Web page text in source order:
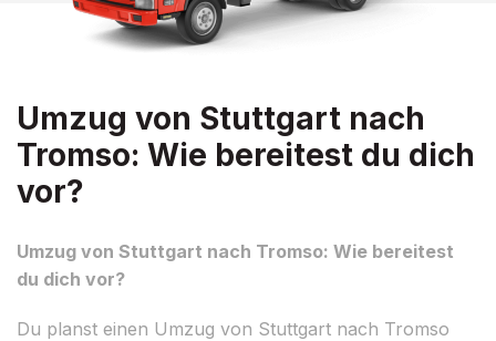
Umzug von Stuttgart nach
Tromso: Wie bereitest du dich
vor?
Umzug von Stuttgart nach Tromso: Wie bereitest
du dich vor?
Du planst einen Umzug von Stuttgart nach Tromso